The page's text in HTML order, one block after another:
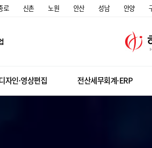
로 신촌 노원 안산 성남 안양
자인·영상편집 전산세무회계·ERP